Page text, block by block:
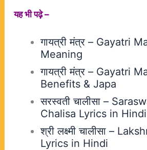
यह भी पढ़े –
गायत्री मंत्र – Gayatri
Meaning
गायत्री मंत्र – Gayatri
Benefits & Japa
सरस्वती चालीसा –
Chalisa Lyrics in Hindi
श्री लक्ष्मी चालीसा –
Lyrics in Hindi